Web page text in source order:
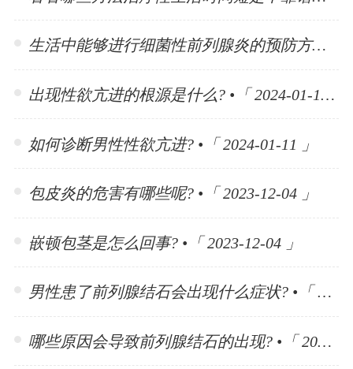
生活中能够进行细菌性前列腺炎的预防方法有哪些? •「 2024-01-15 」
出现性欲亢进的根源是什么? •「 2024-01-11 」
如何诊断男性性欲亢进? •「 2024-01-11 」
包皮炎的危害有哪些呢? •「 2023-12-04 」
嵌顿包茎是怎么回事? •「 2023-12-04 」
男性患了前列腺结石会出现什么症状? •「 2023-11-10 」
哪些原因会导致前列腺结石的出现? •「 2023-11-10 」